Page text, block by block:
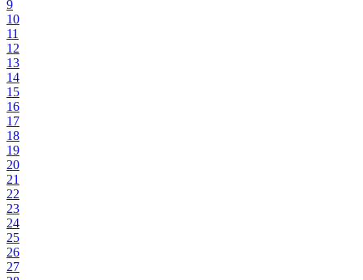
9
10
11
12
13
14
15
16
17
18
19
20
21
22
23
24
25
26
27